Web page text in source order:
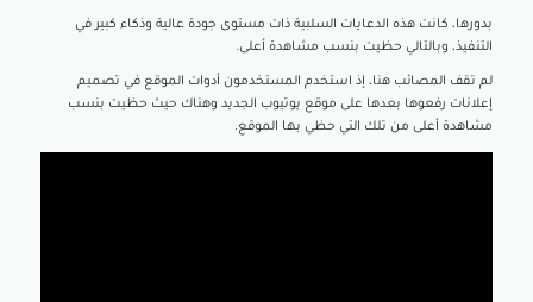
بدورها، كانت هذه الدعايات السلبية ذات مستوى جودة عالية وذكاء كبير في
التنفيذ، وبالتالي حظيت بنسب مشاهدة أعلى.
لم تقف المصائب هنا، إذ استخدم المستخدمون أدوات الموقع في تصميم
إعلانات رفعوها بعدها على موقع يوتيوب الجديد وهناك حيث حظيت بنسب
مشاهدة أعلى من تلك التي حظي بها الموقع.